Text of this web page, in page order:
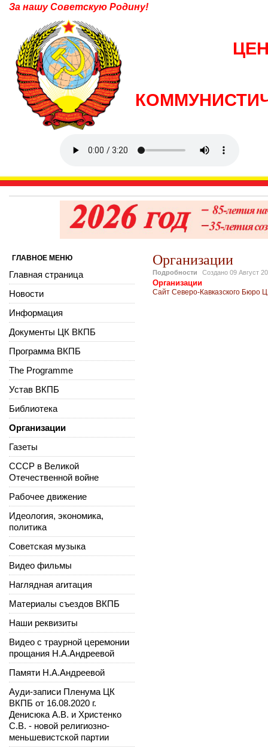
За нашу Советскую Родину!
Организации
Подробности Создано 09 Август
Организации
Сайт Северо-Кавказского Бюро
ГЛАВНОЕ МЕНЮ
Главная страница
Новости
Информация
Документы ЦК ВКПБ
Программа ВКПБ
The Programme
Устав ВКПБ
Библиотека
Организации
Газеты
СССР в Великой
Отечественной войне
Рабочее движение
Идеология, экономика,
политика
Советская музыка
Видео фильмы
Наглядная агитация
Материалы съездов ВКПБ
Наши реквизиты
Видео с траурной церемонии
прощания Н.А.Андреевой
Памяти Н.А.Андреевой
Ауди-записи Пленума ЦК
ВКПБ от 16.08.2020 г.
Денисюка А.В. и Христенко
С.В. - новой религиозно-
меньшевистской партии